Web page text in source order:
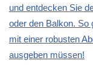
und entdecken Sie
oder den Balkon. So
mit einer robusten
ausgeben müssen!